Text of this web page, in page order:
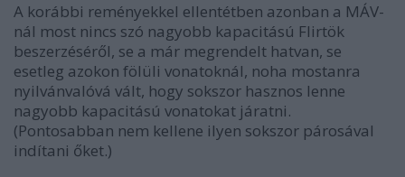
A korábbi reményekkel ellentétben azonban a MÁV-
nál most nincs szó nagyobb kapacitású Flirtök
beszerzéséről, se a már megrendelt hatvan, se
esetleg azokon fölüli vonatoknál, noha mostanra
nyilvánvalóvá vált, hogy sokszor hasznos lenne
nagyobb kapacitású vonatokat járatni.
(Pontosabban nem kellene ilyen sokszor párosával
indítani őket.)